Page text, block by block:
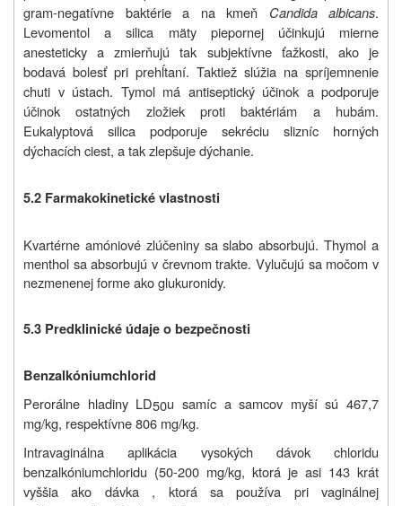
gram-negatívne baktérie a na kmeň
Candida albicans.
Levomentol a silica mäty piepornej účinkujú mierne
anesteticky a zmierňujú tak subjektívne ťažkosti, ako je
bodavá bolesť pri prehĺtaní. Taktiež slúžia na spríjemnenie
chuti v ústach. Tymol má antiseptický účinok a podporuje
účinok ostatných zložiek proti baktériám a hubám.
Eukalyptová silica podporuje sekréciu slizníc horných
dýchacích ciest, a tak zlepšuje dýchanie.
5.2 Farmakokinetické vlastnosti
Kvartérne amóniové zlúčeniny sa slabo absorbujú. Thymol a
menthol sa absorbujú v črevnom trakte. Vylučujú sa močom v
nezmenenej forme ako glukuronidy.
5.3 Predklinické údaje o bezpečnosti
Benzalkóniumchlorid
Perorálne hladiny LD50u samíc a samcov myší sú 467,7
mg/kg, respektívne 806 mg/kg.
Intravaginálna aplikácia vysokých dávok chloridu
benzalkóniumchloridu (50-200 mg/kg, ktorá je asi 143 krát
vyššia ako dávka , ktorá sa používa pri vaginálnej